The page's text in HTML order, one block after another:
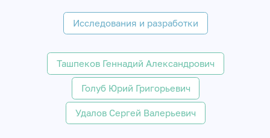
Исследования и разработки
Ташпеков Геннадий Александрович
Голуб Юрий Григорьевич
Удалов Сергей Валерьевич